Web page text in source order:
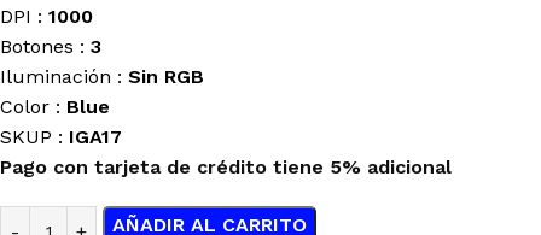
DPI : 1000
Botones : 3
Iluminación : Sin RGB
Color : Blue
SKUP : IGA17
Pago con tarjeta de crédito tiene 5% adicional
AÑADIR AL CARRITO